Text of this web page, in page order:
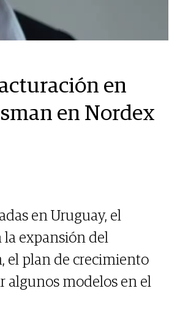
en
en Nordex
en Uruguay, el
la expansión del
el plan de crecimiento
algunos modelos en el